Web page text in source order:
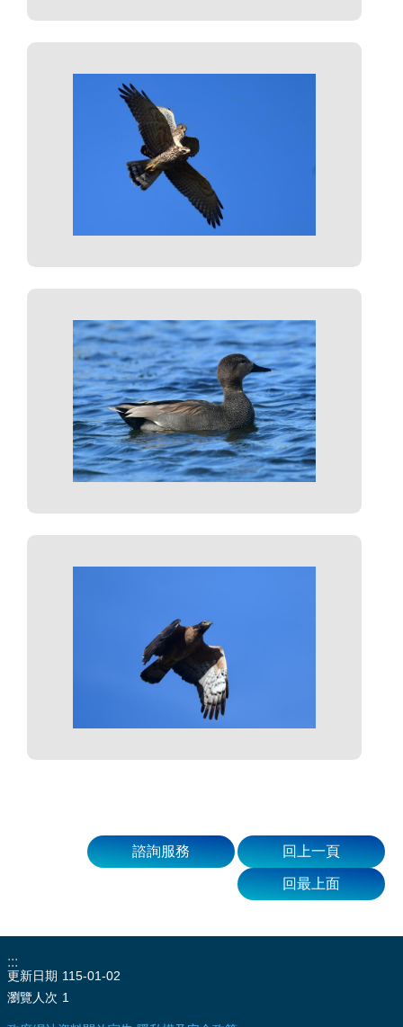
諮詢服務 回上一頁
回最上面
:::
更新日期 115-01-02
瀏覽人次 1